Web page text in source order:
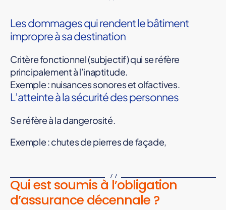
Les dommages qui rendent le bâtiment
impropre à sa destination
Critère fonctionnel (subjectif) qui se réfère
principalement à l’inaptitude.
Exemple : nuisances sonores et olfactives.
L’atteinte à la sécurité des personnes
Se réfère à la dangerosité.
Exemple : chutes de pierres de façade,
Qui est soumis à l’obligation
d’assurance décennale ?